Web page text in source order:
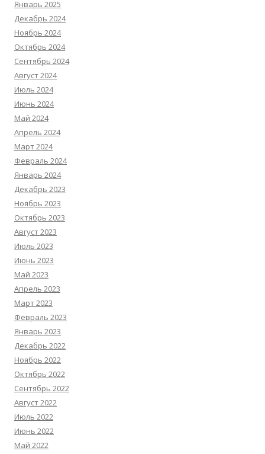
Январь 2025
Декабрь 2024
Ноябрь 2024
Октябрь 2024
Сентябрь 2024
Август 2024
Июль 2024
Июнь 2024
Май 2024
Апрель 2024
Март 2024
Февраль 2024
Январь 2024
Декабрь 2023
Ноябрь 2023
Октябрь 2023
Август 2023
Июль 2023
Июнь 2023
Май 2023
Апрель 2023
Март 2023
Февраль 2023
Январь 2023
Декабрь 2022
Ноябрь 2022
Октябрь 2022
Сентябрь 2022
Август 2022
Июль 2022
Июнь 2022
Май 2022